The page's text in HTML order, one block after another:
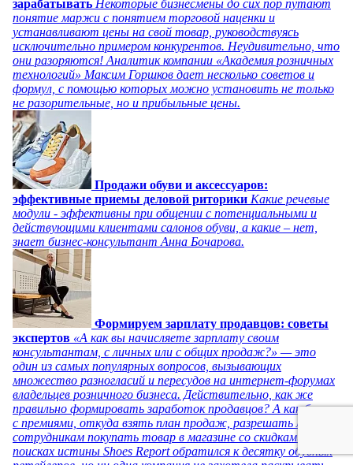
зарабатывать Некоторые бизнесмены до сих пор путают
понятие маржи с понятием торговой наценки и
устанавливают цены на свой товар, руководствуясь
исключительно примером конкурентов. Неудивительно, что
они разоряются! Аналитик компании «Академия розничных
технологий» Максим Горшков дает несколько советов и
формул, с помощью которых можно установить не только
не разорительные, но и прибыльные цены.
Продажи обуви и аксессуаров:
эффективные приемы деловой риторики Какие речевые
модули - эффективны при общении с потенциальными и
действующими клиентами салонов обуви, а какие – нет,
знает бизнес-консультант Анна Бочарова.
Формируем зарплату продавцов: советы
экспертов «А как вы начисляете зарплату своим
консультантам, с личных или с общих продаж?» — это
один из самых популярных вопросов, вызывающих
множество разногласий и пересудов на интернет-форумах
владельцев розничного бизнеса. Действительно, как же
правильно формировать заработок продавцов? А как быть
с премиями, откуда взять план продаж, разрешать ли
сотрудникам покупать товар в магазине со скидками? В
поисках истины Shoes Report обратился к десятку обувных